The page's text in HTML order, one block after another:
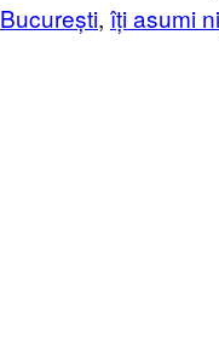
București, îți asumi